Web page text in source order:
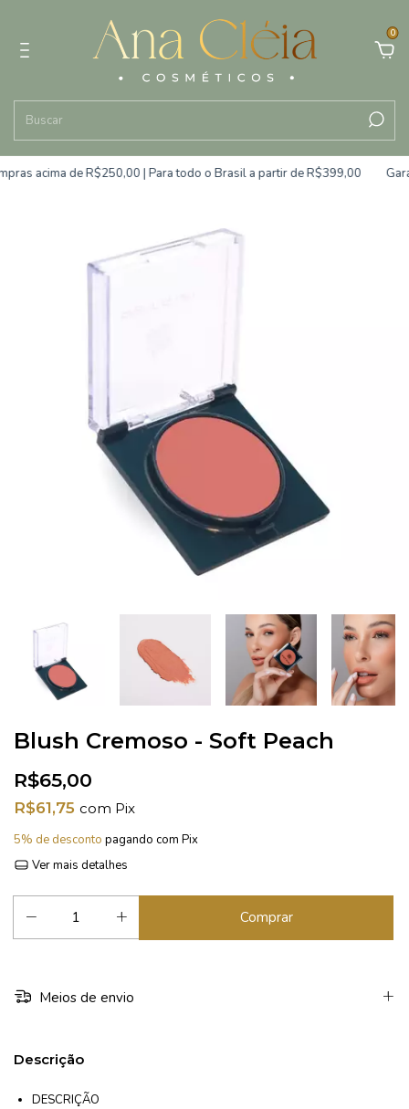
0
acima de R$250,00 | Para todo o Brasil a partir de R$399,00
Blush Cremoso - Soft Peach
R$65,00
R$61,75 com Pix
5% de desconto pagando com Pix
Ver mais detalhes
Meios de envio
Descrição
DESCRIÇÃO